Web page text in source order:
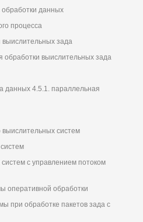
данных
процесса
зада
обработки выислительных зада
данных 4.5.1. параллельная
выислительных систем
с управлением потоком
оперативной обработки
при обработке пакетов зада с